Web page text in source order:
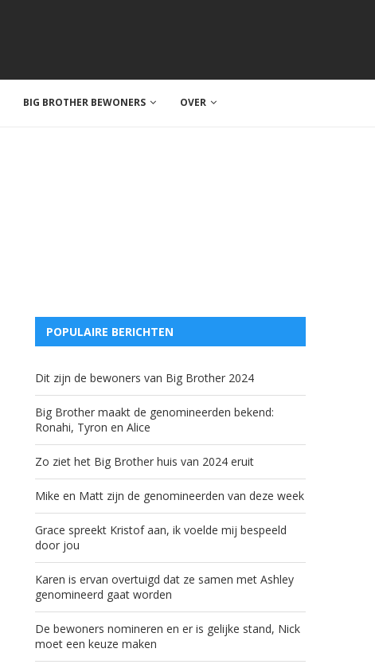
BIG BROTHER BEWONERS OVER
POPULAIRE BERICHTEN
Dit zijn de bewoners van Big Brother 2024
Big Brother maakt de genomineerden bekend:
Ronahi, Tyron en Alice
Zo ziet het Big Brother huis van 2024 eruit
Mike en Matt zijn de genomineerden van deze week
Grace spreekt Kristof aan, ik voelde mij bespeeld
door jou
Karen is ervan overtuigd dat ze samen met Ashley
genomineerd gaat worden
De bewoners nomineren en er is gelijke stand, Nick
moet een keuze maken